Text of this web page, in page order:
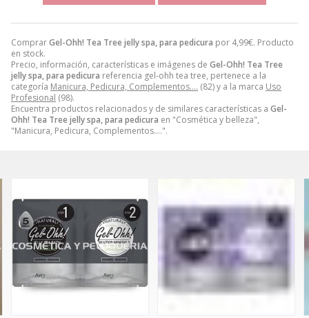
ComprarGel-Ohh! Tea Tree jelly spa, para pedicura por 4,99€. Producto
en stock.
Precio, información, características e imágenes de Gel-Ohh! Tea Tree
jelly spa, para pedicura referencia gel-ohh tea tree, pertenece a la
categoría Manicura, Pedicura, Complementos…. (82) y a la marca Uso
Profesional (98).
Encuentra productos relacionados y de similares características a Gel-
Ohh! Tea Tree jelly spa, para pedicura en "Cosmética y belleza",
"Manicura, Pedicura, Complementos….".